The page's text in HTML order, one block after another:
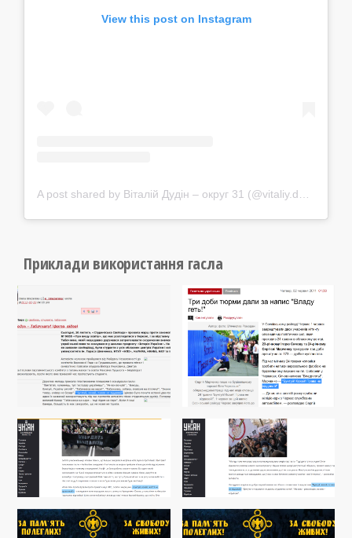
View this post on Instagram
A post shared by Віталій Дудін – округ 31 (@vitaliy.dudin)
Приклади використання гасла